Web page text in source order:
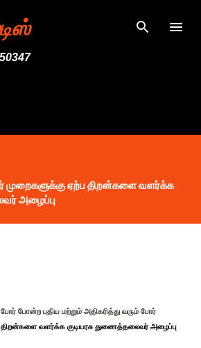
உள்ளடக்கத்திற்குச் செல்
முறைகளுக்கு ஏற்ப திறன்களை வளர்க்க
அழைப்பு
போன்ற புதிய மற்றும் அதிகரித்து வரும் போர்
திறன்களை வளர்க்க குடியரசு துணைத்தலைவர் அழைப்பு